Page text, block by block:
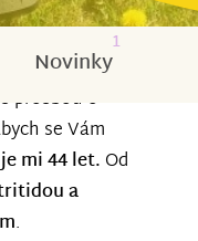
Novinky
1
prosbou o
se Vám
mi 44 let. Od
a
.